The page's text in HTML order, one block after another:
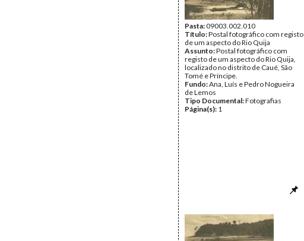
Pasta:09003.002.010
Título:Postal fotográfico com registo
de um aspecto do Rio Quija
Assunto:Postal fotográfico com
registo de um aspecto do Rio Quija,
localizado no distrito de Caué, São
Tomé e Príncipe.
Fundo:Ana, Luís e Pedro Nogueira
de Lemos
Tipo Documental:Fotografias
Página(s): 1